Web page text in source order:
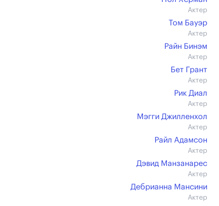
Актер
Том Бауэр
Актер
Райн Бинэм
Актер
Бет Грант
Актер
Рик Диал
Актер
Мэгги Джилленхол
Актер
Райл Адамсон
Актер
Дэвид Манзанарес
Актер
Дебрианна Мансини
Актер